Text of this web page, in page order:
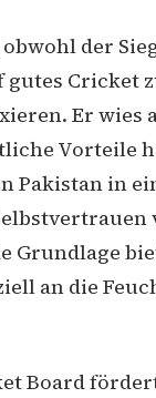
der
gutes
Er
Vorteile
Pakistan in
Grundlage
an die
Board